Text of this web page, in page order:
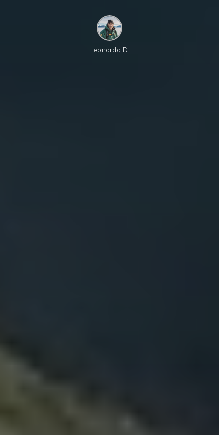
Leonardo D.